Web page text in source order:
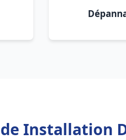
Installation